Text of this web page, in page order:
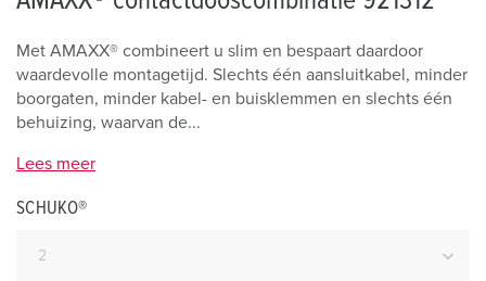
Met AMAXX® combineert u slim en bespaart daardoor
waardevolle montagetijd. Slechts één aansluitkabel, minder
boorgaten, minder kabel- en buisklemmen en slechts één
behuizing, waarvan de...
Lees meer
SCHUKO®